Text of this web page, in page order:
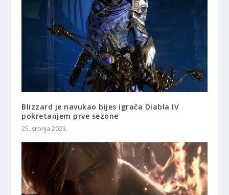
Blizzard je navukao bijes igrača Diabla IV
pokretanjem prve sezone
25. srpnja 2023.